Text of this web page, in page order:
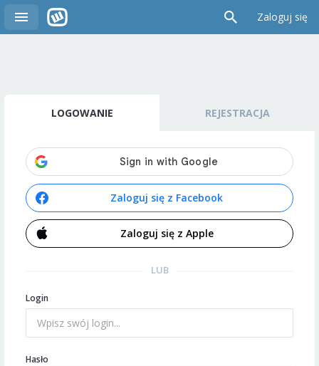
Zaloguj się
LOGOWANIE REJESTRACJA
Zaloguj się z Facebook
Zaloguj się z Apple
LUB
Login
Hasło